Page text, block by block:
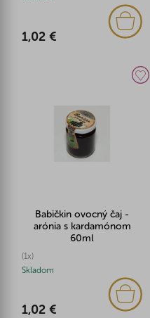
1,02 €
Babičkin ovocný čaj -
arónia s kardamónom
60ml
(1x)
Skladom
1,02 €